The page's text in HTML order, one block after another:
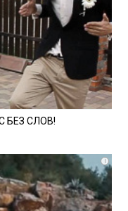
БЕЗ СЛОВ!
i